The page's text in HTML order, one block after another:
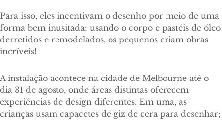
Para isso, eles incentivam o desenho por meio de uma
forma bem inusitada: usando o corpo e pastéis de óleo
derretidos e remodelados, os pequenos criam obras
incríveis!
A instalação acontece na cidade de Melbourne até o
dia 31 de agosto, onde áreas distintas oferecem
experiências de design diferentes. Em uma, as
crianças usam capacetes de giz de cera para desenhar;